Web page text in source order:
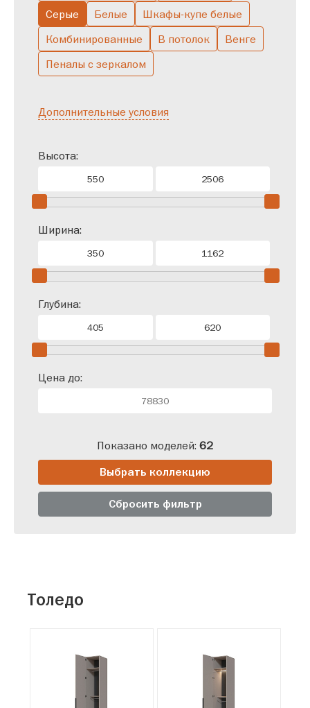
Серые
Белые
Шкафы-купе белые
Комбинированные
В потолок
Венге
Пеналы с зеркалом
Дополнительные условия
Высота:
Ширина:
Глубина:
Цена до:
Показано моделей: 62
Сбросить фильтр
Выбрать коллекцию
Толедо